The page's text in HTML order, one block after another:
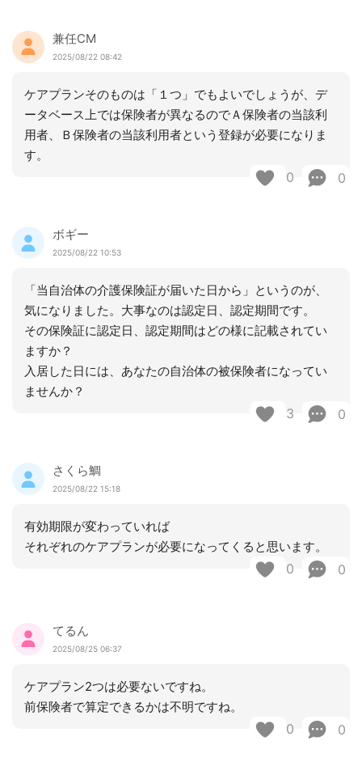
兼任CM
2025/08/22 08:42
ケアプランそのものは「１つ」でもよいでしょうが、デ
ータベース上では保険者が異なるのでＡ保険者の当該利
用者、Ｂ保険者の当該利用者という登録が必要になりま
す。
0 0
ボギー
2025/08/22 10:53
「当自治体の介護保険証が届いた日から」というのが、
気になりました。大事なのは認定日、認定期間です。
その保険証に認定日、認定期間はどの様に記載されてい
ますか？
入居した日には、あなたの自治体の被保険者になってい
ませんか？
3 0
さくら鯛
2025/08/22 15:18
有効期限が変わっていれば
それぞれのケアプランが必要になってくると思います。
0 0
てるん
2025/08/25 06:37
ケアプラン2つは必要ないですね。
前保険者で算定できるかは不明ですね。
0 0